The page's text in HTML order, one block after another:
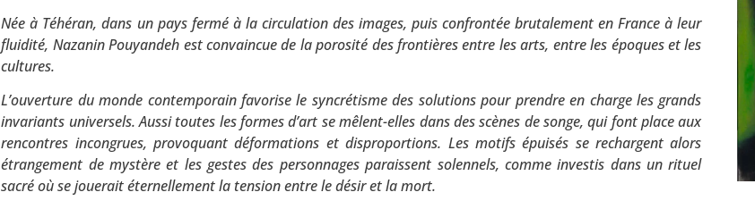
Née à Téhéran, dans un pays fermé à la circulation des images, puis confrontée brutalement en France à leur
fluidité, Nazanin Pouyandeh est convaincue de la porosité des frontières entre les arts, entre les époques et les
cultures.
L’ouverture du monde contemporain favorise le syncrétisme des solutions pour prendre en charge les grands
invariants universels. Aussi toutes les formes d’art se mêlent-elles dans des scènes de songe, qui font place aux
rencontres incongrues, provoquant déformations et disproportions. Les motifs épuisés se rechargent alors
étrangement de mystère et les gestes des personnages paraissent solennels, comme investis dans un rituel
sacré où se jouerait éternellement la tension entre le désir et la mort.